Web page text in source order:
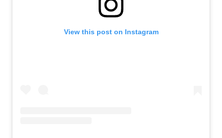
View this post on Instagram